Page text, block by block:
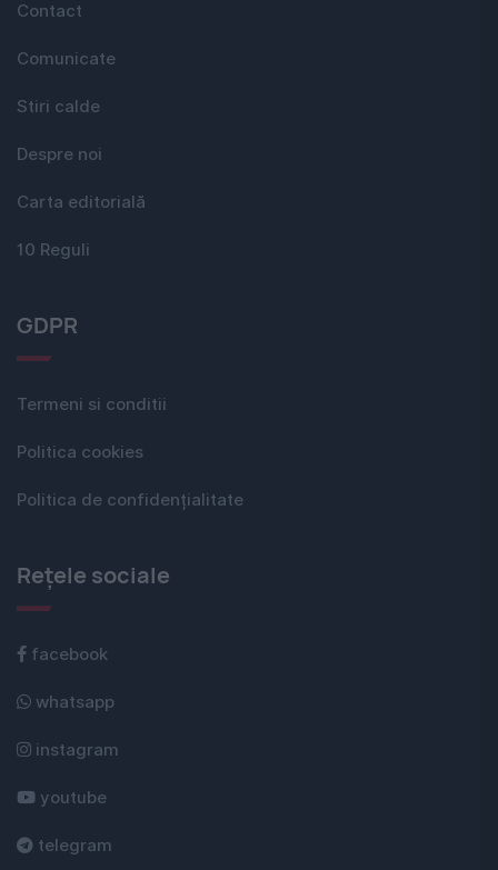
Contact
Comunicate
Stiri calde
Despre noi
Carta editorială
10 Reguli
GDPR
Termeni si conditii
Politica cookies
Politica de confidențialitate
Rețele sociale
facebook
whatsapp
instagram
youtube
telegram